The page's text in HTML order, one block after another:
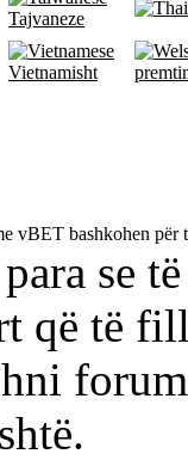
Tajvaneze
Vietnamisht
vBET bashkohen për
para se
që të